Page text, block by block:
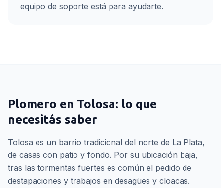
equipo de soporte está para ayudarte.
Plomero en Tolosa: lo que
necesitás saber
Tolosa es un barrio tradicional del norte de La Plata,
de casas con patio y fondo. Por su ubicación baja,
tras las tormentas fuertes es común el pedido de
destapaciones y trabajos en desagües y cloacas.